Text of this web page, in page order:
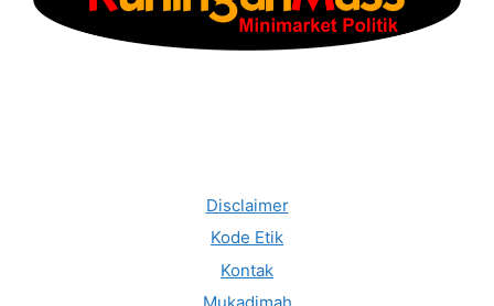
Disclaimer
Kode Etik
Kontak